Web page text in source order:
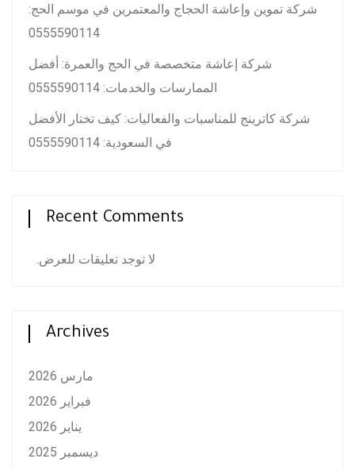
شركة تموين وإعاشة الحجاج والمعتمرين في موسم الحج:
0555590114
شركة إعاشة متخصصة في الحج والعمرة: أفضل
الممارسات والخدمات: 0555590114
شركة كاترينج للمناسبات والفعاليات: كيف تختار الأفضل
في السعودية: 0555590114
Recent Comments
لا توجد تعليقات للعرض.
Archives
مارس 2026
فبراير 2026
يناير 2026
ديسمبر 2025